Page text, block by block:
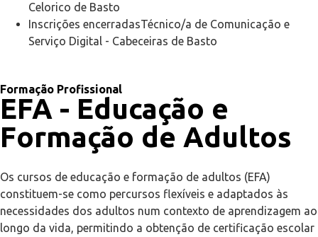
Celorico de Basto
Inscrições encerradasTécnico/a de Comunicação e
Serviço Digital - Cabeceiras de Basto
Formação Profissional
EFA - Educação e
Formação de Adultos
Os cursos de educação e formação de adultos (EFA)
constituem-se como percursos flexíveis e adaptados às
necessidades dos adultos num contexto de aprendizagem ao
longo da vida, permitindo a obtenção de certificação escolar